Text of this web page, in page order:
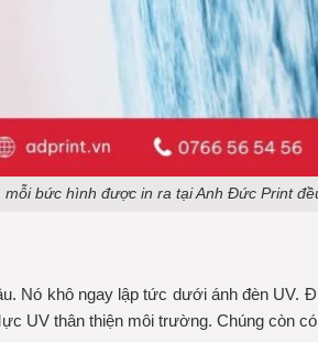
bức hình được in ra tại Anh Đức Print
Nó khô ngay lập tức dưới ánh đèn UV.
UV thân thiện môi trường. Chúng còn